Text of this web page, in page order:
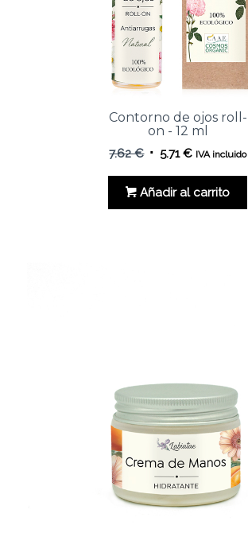
Contorno de ojos roll-
on - 12 ml
7.62€ El
original
era:
5.71€El
actual
es:
IVA incluido
Añadir al carrito